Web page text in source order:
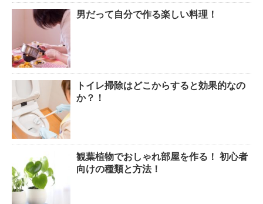
男だって自分で作る楽しい料理！
トイレ掃除はどこからすると効果的なの
か？！
観葉植物でおしゃれ部屋を作る！ 初心者
向けの種類と方法！